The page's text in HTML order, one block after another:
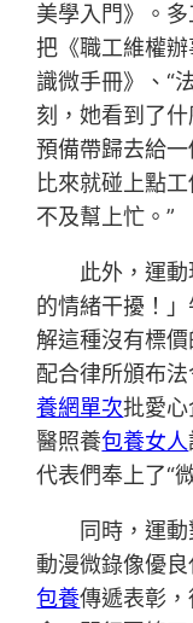
美學入門》。
把《職工維權
識微手冊》、“
刻，她看到了
預備帶歸去給
比來就碰上點
不及幫上忙。”
此外，運
的情緒干擾！
解這種沒有標
配合律所頒布
養網單次批愛心
醫照養包養女人
代表們奉上了“
同時，運
動漫微錄像優
包養傳遞表彰